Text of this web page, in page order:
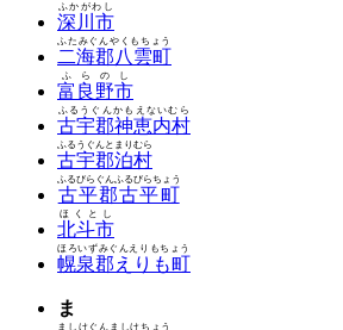
深川市
ふかがわし
二海郡八雲町
ふたみぐんやくもちょう
富良野市
ふらのし
古宇郡神恵内村
ふるうぐんかもえないむら
古宇郡泊村
ふるうぐんとまりむら
古平郡古平町
ふるびらぐんふるびらちょう
北斗市
ほくとし
幌泉郡えりも町
ほろいずみぐんえりもちょう
ま
ましけぐんましけちょう